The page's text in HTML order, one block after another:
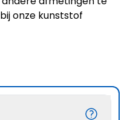
onze kunststof